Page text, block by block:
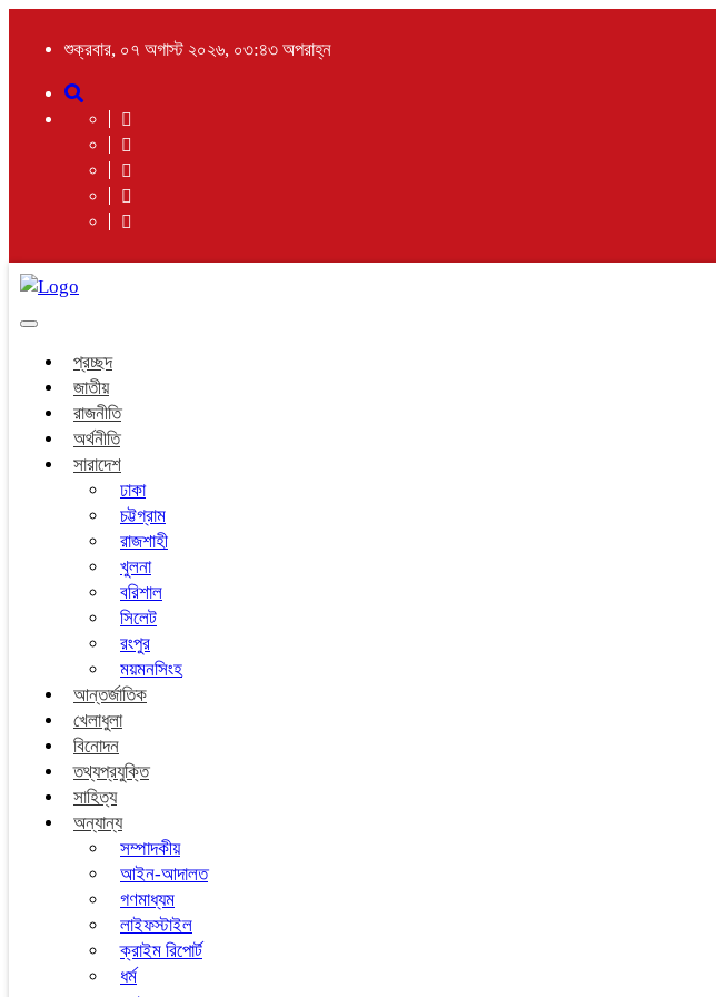
শুক্রবার, ০৭ অগাস্ট ২০২৬, ০৩:৪৩ অপরাহ্ন
Toggle
প্রচ্ছদ
জাতীয়
রাজনীতি
অর্থনীতি
সারাদেশ
ঢাকা
চট্টগ্রাম
রাজশাহী
খুলনা
বরিশাল
সিলেট
রংপুর
ময়মনসিংহ
আন্তর্জাতিক
খেলাধুলা
বিনোদন
তথ্যপ্রযুক্তি
সাহিত্য
অন্যান্য
সম্পাদকীয়
আইন-আদালত
গণমাধ্যম
লাইফস্টাইল
ক্রাইম রিপোর্ট
ধর্ম